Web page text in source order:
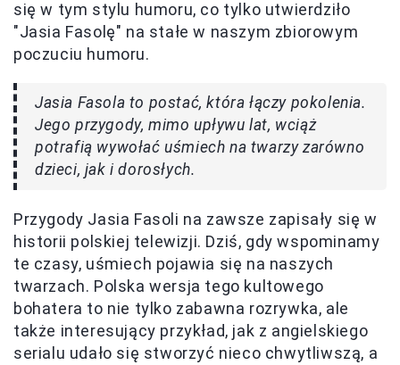
się w tym stylu humoru, co tylko utwierdziło
"Jasia Fasolę" na stałe w naszym zbiorowym
poczuciu humoru.
Jasia Fasola to postać, która łączy pokolenia.
Jego przygody, mimo upływu lat, wciąż
potrafią wywołać uśmiech na twarzy zarówno
dzieci, jak i dorosłych.
Przygody Jasia Fasoli na zawsze zapisały się w
historii polskiej telewizji. Dziś, gdy wspominamy
te czasy, uśmiech pojawia się na naszych
twarzach. Polska wersja tego kultowego
bohatera to nie tylko zabawna rozrywka, ale
także interesujący przykład, jak z angielskiego
serialu udało się stworzyć nieco chwytliwszą, a